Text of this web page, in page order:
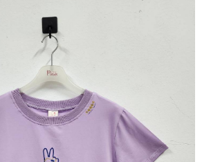
務後，再付款。
先享後付」後，將跳轉至「AFTEE先享後付」
確認金額後，即可完成結帳。
收到繳費通知簡訊。
天內，點擊此簡訊中的連結，可透過四大超商／
式進行付款，方視為交易完成。
下不需立刻繳費，但若您需要取消訂單，請聯絡
同意取消之訂單仍視為有效，需透過AFTEE先享
先享後付 」之結帳頁面顯示為準，若有關於
含以上)免運費
含以上)免運費
含以上)免運費